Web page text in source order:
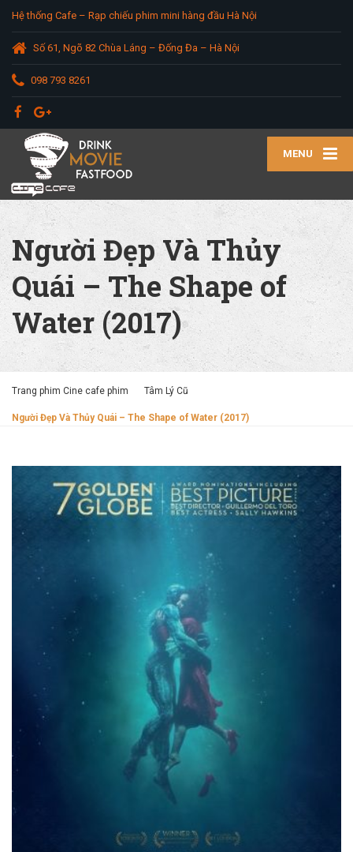
Hệ thống Cafe – Rạp chiếu phim mini hàng đầu Hà Nội
Số 61, Ngõ 82 Chùa Láng – Đống Đa – Hà Nội
098 793 8261
MENU
Người Đẹp Và Thủy
Quái – The Shape of
Water (2017)
Trang phim Cine cafe phim Tâm Lý Cũ
Người Đẹp Và Thủy Quái – The Shape of Water (2017)